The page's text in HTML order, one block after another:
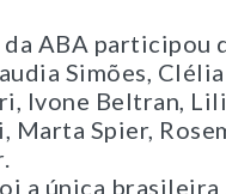
da ABA
Simões,
Ivone Beltran,
Spier,
a única